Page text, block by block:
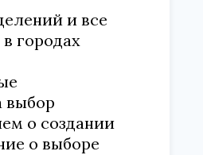
и все
городах
выбор
о создании
о выборе